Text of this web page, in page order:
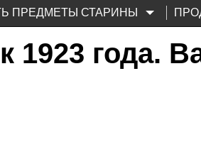
ПРЕДМЕТЫ СТАРИНЫ
1923 года.